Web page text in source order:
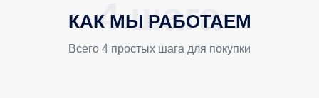
КАК МЫ РАБОТАЕМ
Всего 4 простых шага для покупки